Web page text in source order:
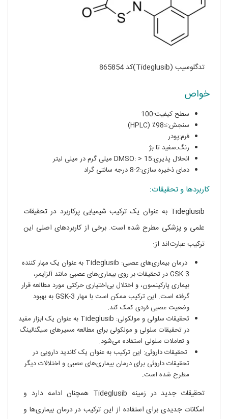
تدگلوسیب (Tideglusib)کد 865854
خواص
سطح کیفیت:100
سنجش:≥98٪ (HPLC)
فرم:پودر
رنگ:سفید تا بژ
انحلال پذیری:DMSO: > 15 میلی گرم در میلی لیتر
دمای ذخیره سازی:2-8 درجه سانتی گراد
کاربردها و تحقیقات:
Tideglusib به عنوان یک ترکیب شیمیایی پرکاربرد در تحقیقات
علمی و پزشکی مطرح شده است. برخی از کاربردهای اصلی این
ترکیب عبارت‌اند از:
درمان بیماری‌های عصبی: Tideglusib به عنوان یک مهار کننده
GSK-3 در تحقیقات بر روی بیماری‌های عصبی مانند آلزایمر،
بیماری پارکینسون، و اختلال بی‌اختیاری حرکتی مورد مطالعه قرار
گرفته است. این ترکیب ممکن است با مهار GSK-3 به بهبود
وضعیت عصبی فردی کمک کند.
تحقیقات سلولی و مولکولی: Tideglusib به عنوان یک ابزار مفید
در تحقیقات سلولی و مولکولی برای مطالعه مسیرهای سیگنالینگ
و تعاملات سلولی استفاده می‌شود.
تحقیقات داروئی: این ترکیب به عنوان یک کاندید دارویی در
تحقیقات داروئی برای درمان بیماری‌های عصبی و اختلالات دیگر
مطرح شده است.
تحقیقات جدید در زمینه Tideglusib همچنان ادامه دارد و
امکانات جدیدی برای استفاده از این ترکیب در درمان بیماری‌ها و